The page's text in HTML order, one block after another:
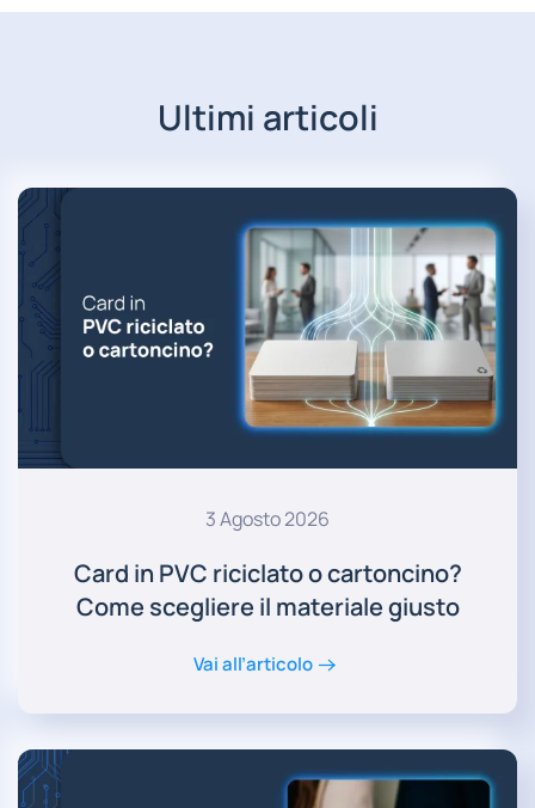
Ultimi articoli
3 Agosto 2026
Card in PVC riciclato o cartoncino?
Come scegliere il materiale giusto
Vai all’articolo